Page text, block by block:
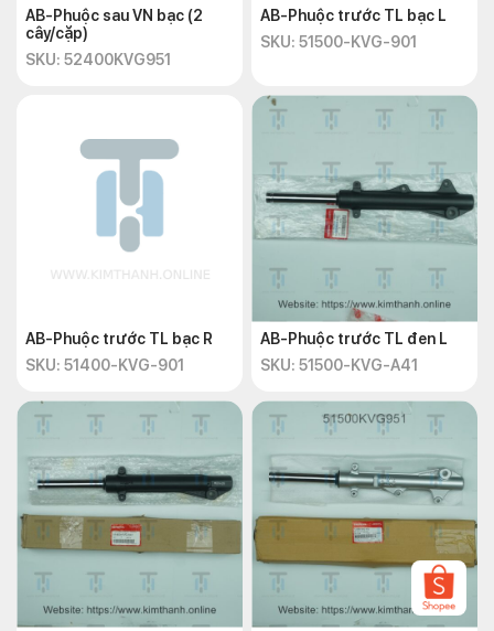
AB-Phuộc sau VN bạc (2
cây/cặp)
SKU: 52400KVG951
AB-Phuộc trước TL bạc L
SKU: 51500-KVG-901
AB-Phuộc trước TL bạc R
SKU: 51400-KVG-901
AB-Phuộc trước TL đen L
SKU: 51500-KVG-A41